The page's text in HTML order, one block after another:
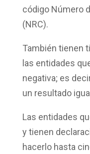
código Número
(NRC).
También tienen
las entidades
negativa; es
un resultado
Las entidades
y tienen
hacerlo hasta